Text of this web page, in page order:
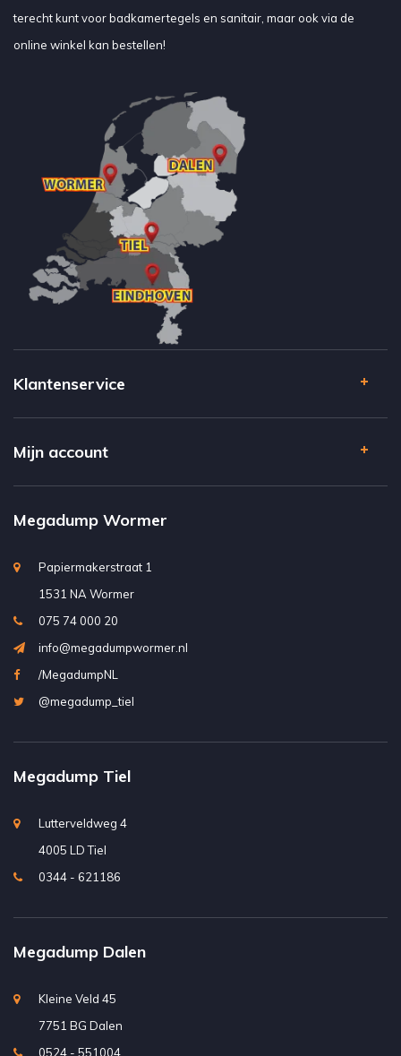
terecht kunt voor badkamertegels en sanitair, maar ook via de
online winkel kan bestellen!
Klantenservice
Mijn account
Megadump Wormer
Papiermakerstraat 1
1531 NA Wormer
075 74 000 20
info@megadumpwormer.nl
/MegadumpNL
@megadump_tiel
Megadump Tiel
Lutterveldweg 4
4005 LD Tiel
0344 - 621186
Megadump Dalen
Kleine Veld 45
7751 BG Dalen
0524 - 551004